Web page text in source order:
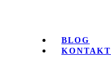
BLOG
KONTAKT